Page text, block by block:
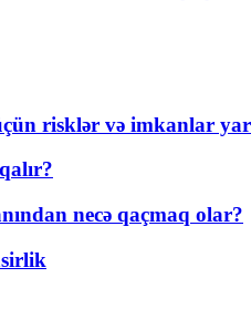
risklər və imkanlar
necə qaçmaq olar?